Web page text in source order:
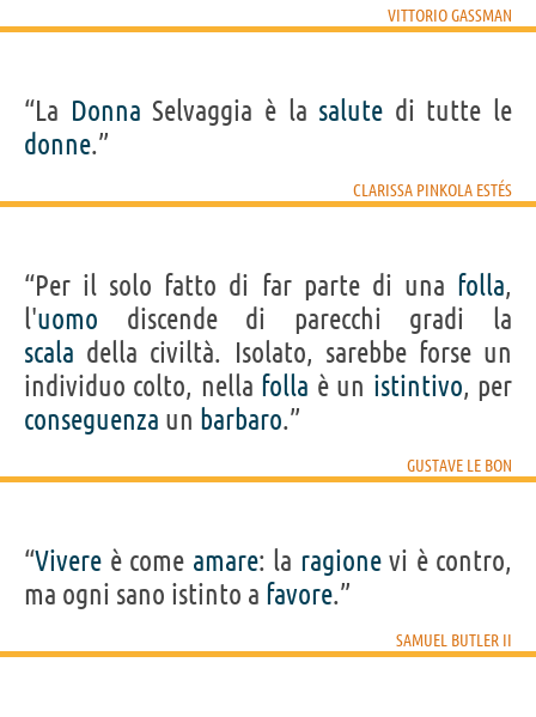
VITTORIO GASSMAN
“La Donna Selvaggia è la salute di tutte le
donne.”
CLARISSA PINKOLA ESTÉS
“Per il solo fatto di far parte di una folla,
l'uomo discende di parecchi gradi la
scala della civiltà. Isolato, sarebbe forse un
individuo colto, nella folla è un istintivo, per
conseguenza un barbaro.”
GUSTAVE LE BON
“Vivere è come amare: la ragionevi è contro,
ma ogni sano istinto a favore.”
SAMUEL BUTLER II